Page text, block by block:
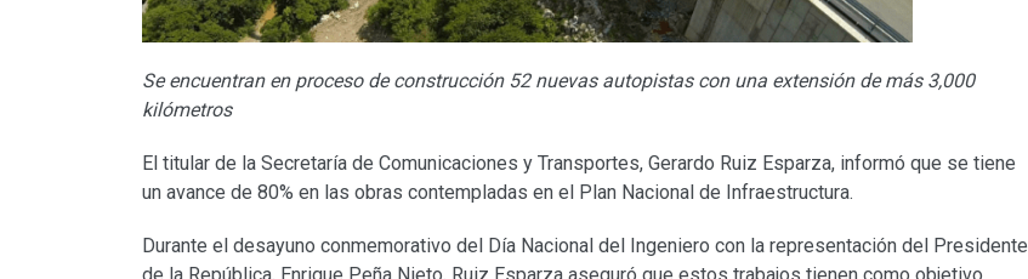
Se encuentran en proceso de construcción 52 nuevas autopistas con una extensión de más 3,000
kilómetros
El titular de la Secretaría de Comunicaciones y Transportes, Gerardo Ruiz Esparza, informó que se tiene
un avance de 80% en las obras contempladas en el Plan Nacional de Infraestructura.
Durante el desayuno conmemorativo del Día Nacional del Ingeniero con la representación del Presidente